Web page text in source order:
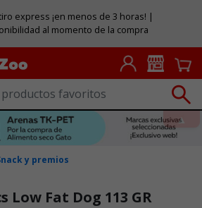
express ¡en menos de 3 horas! |
al momento de la compra
y premios
Low Fat Dog 113 GR